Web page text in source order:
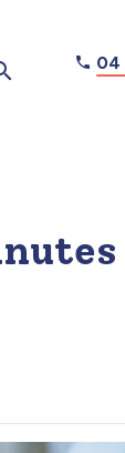
04